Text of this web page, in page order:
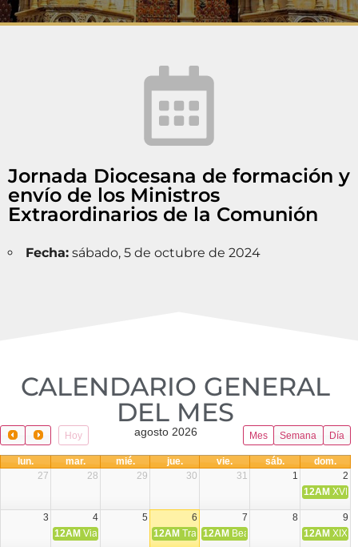
Jornada Diocesana de formación y
envío de los Ministros
Extraordinarios de la Comunión
Fecha: sábado, 5 de octubre de 2024
CALENDARIO GENERAL
DEL MES​
Hoy Mes Semana Día
agosto 2026
lun. mar. mié. jue. vie. sáb.
dom.
27
28 29 30 31 1
2
12AM XVIII
3 4 5 6 7 8
9
12AM Viaje Diocesano a Japón.
12AM Transfiguración del Señor
12AM Beatos Cruz Laplana,
12AM XIX